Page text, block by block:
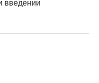
введении